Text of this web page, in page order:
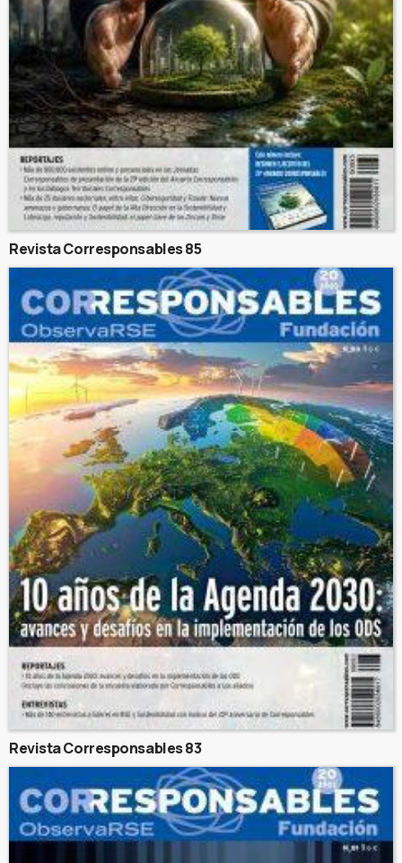
Revista Corresponsables 85
Revista Corresponsables 83